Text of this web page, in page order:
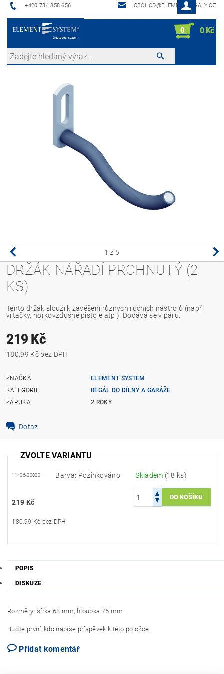
+420 734 858 656 OBCHOD@ELEMENTREGALY.CZ
0 0 Kč
1 z 5
DRŽÁK NÁŘADÍ PROHNUTÝ (2
KS)
Tento držák slouží k zavěšení různých ručních nástrojů (např.
vrtačky, horkovzdušné pistole atp.). Dodává se v páru.
219 Kč
180,99 Kč bez DPH
ZNAČKA
ELEMENT SYSTEM
KATEGORIE
REGÁL DO DÍLNY A GARÁŽE
ZÁRUKA
2 ROKY
Dotaz
ZVOLTE VARIANTU
11406-00000 Barva: Pozinkováno Skladem (18 ks)
219 Kč
180,99 Kč bez DPH
POPIS
DISKUZE
Rozměry: šířka 63 mm, hloubka 75 mm
Buďte první, kdo napíše příspěvek k této položce.
Přidat komentář